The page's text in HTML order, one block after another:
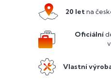
20 letna
Oficiální
Vlastní